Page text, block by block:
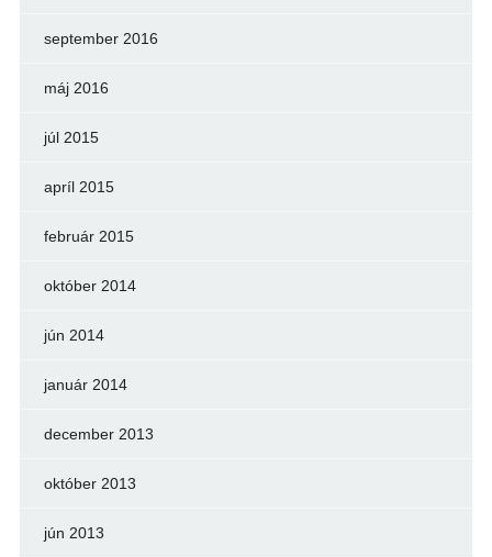
september 2016
máj 2016
júl 2015
apríl 2015
február 2015
október 2014
jún 2014
január 2014
december 2013
október 2013
jún 2013